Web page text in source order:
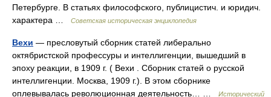
Петербурге. В статьях философского, публицистич. и юридич.
характера …
Советская историческая энциклопедия
Вехи — пресловутый сборник статей либерально
октябристской профессуры и интеллигенции, вышедший в
эпоху реакции, в 1909 г. ( Вехи . Сборник статей о русской
интеллигенции. Москва, 1909 г.). В этом сборнике
оплевывалась революционная деятельность… …
Исторический